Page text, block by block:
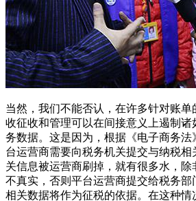
当然，我们不能否认，在许多针对账
收征收和管理可以在间接意义上遏制诸
务数据。这是因为，根据《电子商务法
台运营商需要向税务机关提交与纳税
关信息被运营商刷掉，就有很多水，
不真实，否则平台运营商提交给税务部
相关数据将作为征税的依据。在这种